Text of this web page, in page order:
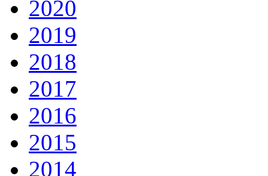
2020
2019
2018
2017
2016
2015
2014